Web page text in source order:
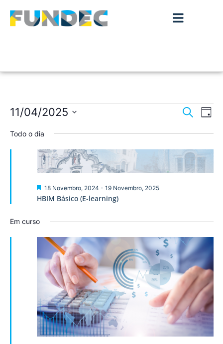
de
e
Pesquisar
de
Dia
11/04/2025
a
data.
Todo o dia
HBIM Básico (E-learning)
Destaque
18 Novembro, 2024 - 19 Novembro, 2025
Em curso